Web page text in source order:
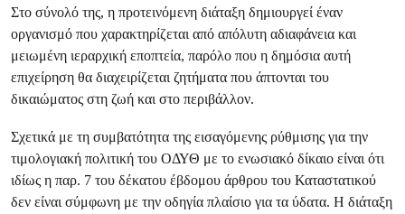
Στο σύνολό της, η προτεινόμενη διάταξη δημιουργεί έναν
οργανισμό που χαρακτηρίζεται από απόλυτη αδιαφάνεια και
μειωμένη ιεραρχική εποπτεία, παρόλο που η δημόσια αυτή
επιχείρηση θα διαχειρίζεται ζητήματα που άπτονται του
δικαιώματος στη ζωή και στο περιβάλλον.
Σχετικά με τη συμβατότητα της εισαγόμενης ρύθμισης για την
τιμολογιακή πολιτική του ΟΔΥΘ με το ενωσιακό δίκαιο είναι ότι
ιδίως η παρ. 7 του δέκατου έβδομου άρθρου του Καταστατικού
δεν είναι σύμφωνη με την οδηγία πλαίσιο για τα ύδατα. Η διάταξη